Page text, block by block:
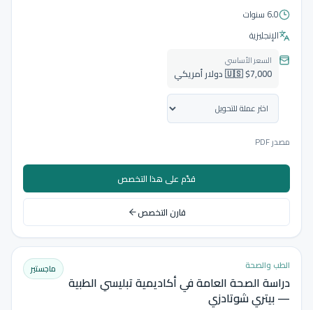
6.0 سنوات
الإنجليزية
السعر الأساسي
🇺🇸 $7,000 دولار أمريكي
مصدر PDF
قدّم على هذا التخصص
قارن التخصص
الطب والصحة
دراسة الصحة العامة في أكاديمية تبليسي الطبية
— بيتري شوتادزي
ماجستير